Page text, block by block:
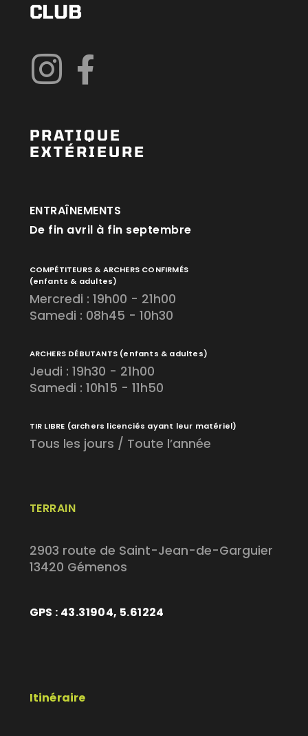
CLUB
PRATIQUE
EXTÉRIEURE
TERRAIN
2903 route de Saint-Jean-de-Garguier
13420 Gémenos
GPS : 43.31904, 5.61224
Itinéraire
ENTRAÎNEMENTS
De fin avril à fin septembre
COMPÉTITEURS & ARCHERS CONFIRMÉS
(enfants & adultes)
Mercredi : 19h00 - 21h00
Samedi : 08h45 - 10h30
ARCHERS DÉBUTANTS (enfants & adultes)
Jeudi : 19h30 - 21h00
Samedi : 10h15 - 11h50
TIR LIBRE (archers licenciés ayant leur matériel)
Tous les jours / Toute l’année